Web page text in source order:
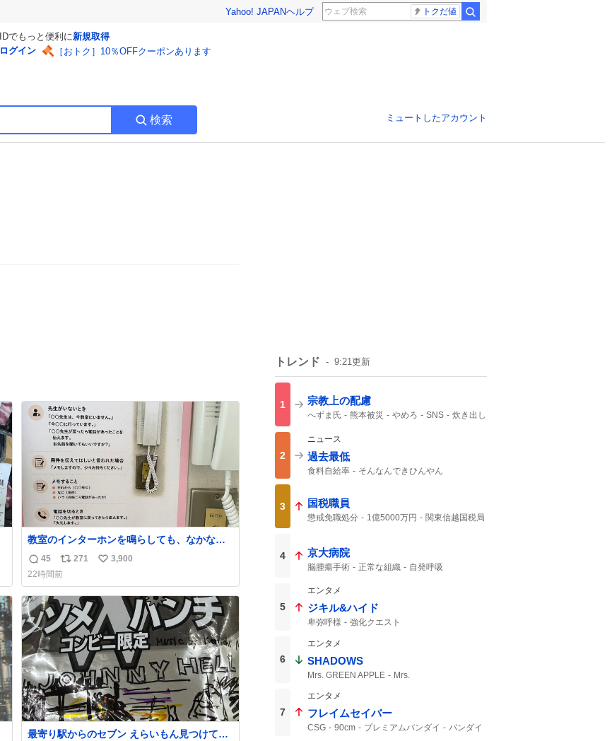
Yahoo! JAPANヘルプ トクだ値
IDでもっと便利に新規取得
ログイン
［おトク］10％OFFクーポンあります
検索 ミュートしたアカウント
教室のインターホンを鳴らしても、なかなか
誰も出ないことがあります…。 もしかすると
「電話の出方」に困っているのかもしれませ
ん。 そこで「何を話せばいいか」が見える手
引きを用意して、安心して電話に出られるよ
うにします。 インターホンの応対も大切なコ
ミュニケーションの学びです。
返
信
数
45
リ
ポ
ス
ト
数
271
い
ね
数
3,900
22時間前
最寄り駅からのセブン えらいもん見つけてし
トレンド 9:21更新
1 宗教上の配慮
へずま氏 熊本被災 やめろ SNS 炊き出し
2
ニュース
過去最低
食料自給率
そんなんできひんやん
3 国税職員
懲戒免職処分 1億5000万円
関東信越国税局
4 京大病院
脳腫瘍手術 正常な組織
自発呼吸
自発呼吸不能の重篤状態
良性腫瘍
重篤
MRI検査
5
エンタメ
ジキル&ハイド
卑弥呼様 強化クエスト
6
エンタメ
SHADOWS
Mrs. GREEN APPLE Mrs.
7
エンタメ
フレイムセイバー
CSG 90cm プレミアムバンダイ
バンダイ